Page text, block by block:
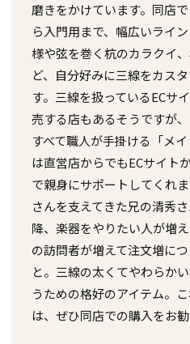
磨きをかけています。同店
ら入門用まで、幅広いライ
様や弦を巻く杭のカラクイ
ど、自分好みに三線をカス
す。三線を扱っているECサ
売する店もあるそうですが
すべて職人が手掛ける「メ
は直営店からでもECサイト
で親身にサポートしてくれ
さんを支えてきた兄の清秀
降、楽器をやりたい人が増
の訪問者が増えて注文増に
と。三線の太くてやわらか
うための格好のアイテム。
は、ぜひ同店での購入をお勧